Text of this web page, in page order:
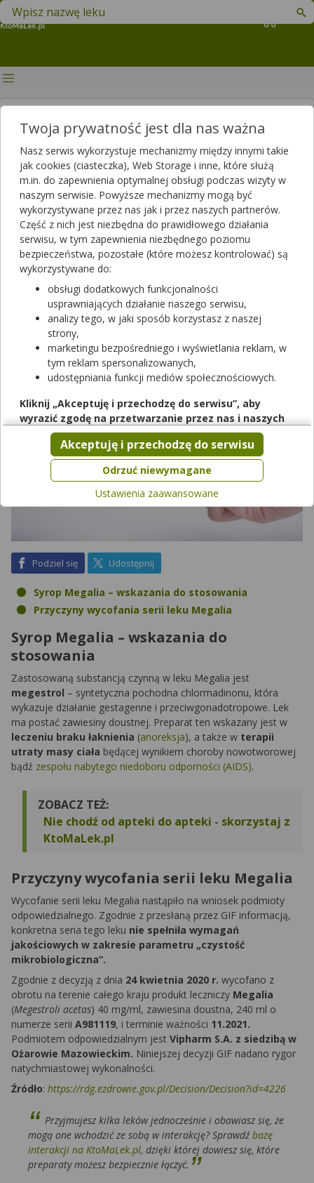
Koszyk
Znajdź lek w swojej okolicy
Seria leku Megalia wycofana z
obrotu
Publikacja: 2020-04-27 11:30 Aktualizacja: 2023-12-06 11:25
Na mocy decyzji Głównego Inspektora Farmaceutycznego 24
kwietnia 2020 r. wycofano z obrotu na terenie całego kraju serię
leku Megalia, dostępnego w postaci syropu. Preparat ten jest
stosowany m.in. w terapii braku łaknienia. Co było przyczyną
wycofania partii tego leku?
Autor
Podziel sięna FacebookUdostępnij
Artykuł rekomendowany przez:
magister farmacji Bartłomiej Łuczyński
Syrop Megalia – wskazania do stosowania
Przyczyny wycofania serii leku Megalia
Syrop Megalia – wskazania do
stosowania
Zastosowaną substancją czynną w leku Megalia jest
megestrol – syntetyczna pochodna chlormadinonu, która
wykazuje działanie gestagenne i przeciwgonadotropowe. Lek
ma postać zawiesiny doustnej. Preparat ten wskazany jest w
leczeniu braku łaknienia (anoreksja), a także w terapii
utraty masy ciała będącej wynikiem choroby nowotworowej
bądź zespołu nabytego niedoboru odporności (AIDS).
ZOBACZ TEŻ:
Nie chodź od apteki do apteki - skorzystaj z
KtoMaLek.pl
Przyczyny wycofania serii leku Megalia
Wycofanie serii leku Megalia nastąpiło na wniosek podmioty
odpowiedzialnego. Zgodnie z przesłaną przez GIF informacją,
konkretna seria tego leku nie spełniła wymagań
jakościowych w zakresie parametru „czystość
mikrobiologiczna”.
Zgodnie z decyzją z dnia 24 kwietnia 2020 r. wycofano z
obrotu na terenie całego kraju produkt leczniczy Megalia
(Megestroli acetas) 40 mg/ml, zawiesina doustna, 240 ml o
numerze serii A981119, i terminie ważności 11.2021.
Podmiotem odpowiedzialnym jest Vipharm S.A. z siedzibą w
Ożarowie Mazowieckim. Niniejszej decyzji GIF nadano rygor
natychmiastowej wykonalności.
Źródło: https://rdg.ezdrowie.gov.pl/Decision/Decision?id=4226
Przyjmujesz kilka leków jednocześnie i obawiasz się, że
mogą one wchodzić ze sobą w interakcję? Sprawdź bazę
interakcji na KtoMaLek.pl, dzięki której dowiesz się, które
preparaty możesz bezpiecznie łączyć.​
Twoja prywatność jest dla nas ważna
Nasz serwis wykorzystuje mechanizmy między innymi takie
jak cookies (ciasteczka), Web Storage i inne, które służą
m.in. do zapewnienia optymalnej obsługi podczas wizyty w
naszym serwisie. Powyższe mechanizmy mogą być
wykorzystywane przez nas jak i przez naszych partnerów.
Część z nich jest niezbędna do prawidłowego działania
serwisu, w tym zapewnienia niezbędnego poziomu
bezpieczeństwa, pozostałe (które możesz kontrolować) są
wykorzystywane do:
obsługi dodatkowych funkcjonalności
usprawniających działanie naszego serwisu,
analizy tego, w jaki sposób korzystasz z naszej
strony,
marketingu bezpośredniego i wyświetlania reklam, w
tym reklam spersonalizowanych,
udostępniania funkcji mediów społecznościowych.
Kliknij „Akceptuję i przechodzę do serwisu”, aby
wyrazić zgodę na przetwarzanie przez nas i naszych
partnerów Twoich danych w powyższych celach.
Pamiętaj, że wyrażenie zgody jest dobrowolne, a wyrażoną
zgodę możesz w każdej chwili cofnąć, możesz też wycofać
zgodę na przetwarzanie Twoich danych tylko w niektórych
celach. Jeżeli chcesz dowiedzieć się więcej lub chcesz
przeprowadzić konfigurację szczegółową, to możesz tego
zewnętrznych w naszym serwisie znajdziesz w
Serwisu.
Odrzuć niewymagane
Akceptuję i przechodzę do serwisu
Ustawienia zaawansowane